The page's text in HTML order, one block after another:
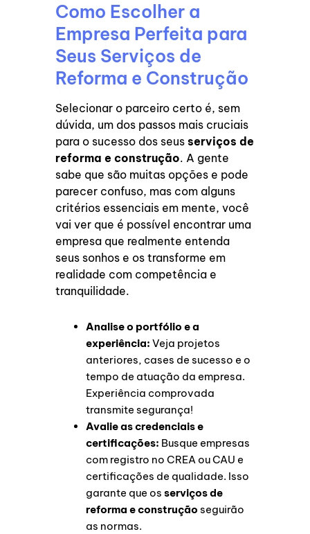
Como Escolher a
Empresa Perfeita para
Seus Serviços de
Reforma e Construção
Selecionar o parceiro certo é, sem
dúvida, um dos passos mais cruciais
para o sucesso dos seusserviços de
reforma e construção. A gente
sabe que são muitas opções e pode
parecer confuso, mas com alguns
critérios essenciais em mente, você
vai ver que é possível encontrar uma
empresa que realmente entenda
seus sonhos e os transforme em
realidade com competência e
tranquilidade.
Analise o portfólio e a
experiência: Veja projetos
anteriores, cases de sucesso e o
tempo de atuação da empresa.
Experiência comprovada
transmite segurança!
Avalie as credenciais e
certificações: Busque empresas
com registro no CREA ou CAU e
certificações de qualidade. Isso
garante que osserviços de
reforma e construção seguirão
as normas.